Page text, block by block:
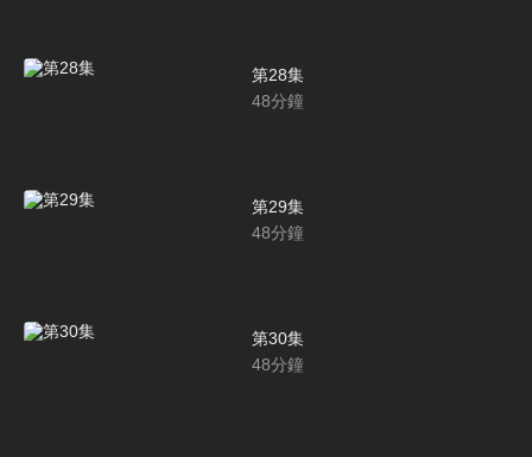
第28集
48分鐘
第29集
48分鐘
第30集
48分鐘